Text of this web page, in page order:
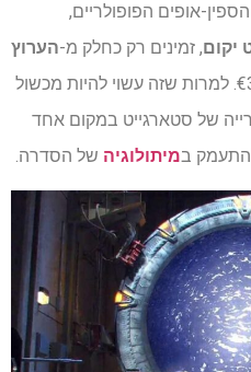
אופים הפופולריים,
יקום, זמינים רק כחלק מ-הערוץ
בתוספת חודשית של €3.99. למרות שזה עשוי להיות מכשול
של סטארגייט במקום אחד
במיתולוגיה של הסדרה.